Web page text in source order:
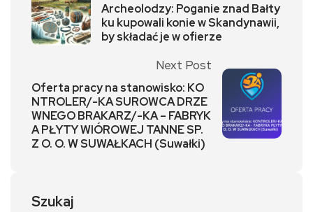
Archeolodzy: Poganie znad Bałty
ku kupowali konie w Skandynawii,
by składać je w ofierze
Next Post
Oferta pracy na stanowisko: KO
NTROLER/-KA SUROWCA DRZE
WNEGO BRAKARZ/-KA – FABRYK
A PŁYTY WIÓROWEJ TANNE SP.
Z O. O. W SUWAŁKACH (Suwałki)
Szukaj